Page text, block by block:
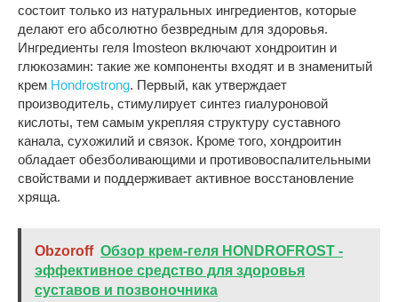
состоит только из натуральных ингредиентов, которые
делают его абсолютно безвредным для здоровья.
Ингредиенты геля Imosteon включают хондроитин и
глюкозамин: такие же компоненты входят и в знаменитый
крем Hondrostrong. Первый, как утверждает
производитель, стимулирует синтез гиалуроновой
кислоты, тем самым укрепляя структуру суставного
канала, сухожилий и связок. Кроме того, хондроитин
обладает обезболивающими и противовоспалительными
свойствами и поддерживает активное восстановление
хряща.
Obzoroff Обзор крем-геля HONDROFROST -
эффективное средство для здоровья
суставов и позвоночника